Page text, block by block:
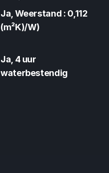
Ja, Weerstand : 0,112
(m²K)/W)
Ja, 4 uur
waterbestendig